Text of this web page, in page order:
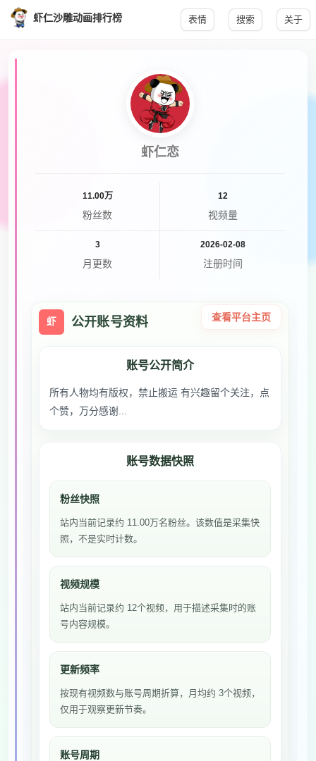
虾仁沙雕动画排行榜 表情 搜索 关于
虾仁恋
11.00万
粉丝数
12
视频量
3
月更数
2026-02-08
注册时间
虾 公开账号资料 查看平台主页
账号公开简介
所有人物均有版权，禁止搬运 有兴趣留个关注，点
个赞，万分感谢...
账号数据快照
粉丝快照
站内当前记录约 11.00万名粉丝。该数值是采集快
照，不是实时计数。
视频规模
站内当前记录约 12个视频，用于描述采集时的账
号内容规模。
更新频率
按现有视频数与账号周期折算，月均约 3个视频，
仅用于观察更新节奏。
账号周期